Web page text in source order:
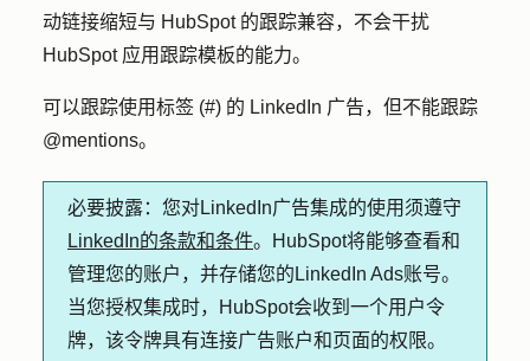
动链接缩短与 HubSpot 的跟踪兼容，不会干扰
HubSpot 应用跟踪模板的能力。
可以跟踪使用标签 (#) 的 LinkedIn 广告，但不能跟踪
@mentions。
必要披露： 您对LinkedIn广告集成的使用须遵守
LinkedIn的条款和条件。HubSpot将能够查看和
管理您的账户，并存储您的LinkedIn Ads账号。
当您授权集成时，HubSpot会收到一个用户令
牌，该令牌具有连接广告账户和页面的权限。